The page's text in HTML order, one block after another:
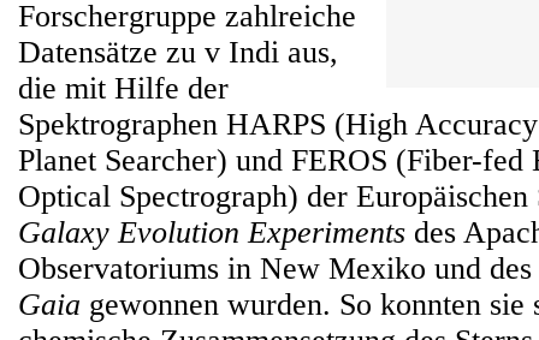
Forschergruppe zahlreiche
Datensätze zu v Indi aus,
die mit Hilfe der
Spektrographen HARPS (High
Planet Searcher) und FEROS (Fiber-fed
Optical Spectrograph) der Europäischen
Galaxy Evolution Experiments des
Observatoriums in New Mexiko und
Gaia gewonnen wurden. So konnten sie